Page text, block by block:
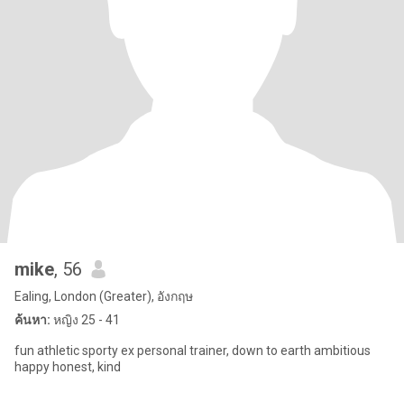
mike, 56
Ealing, London (Greater), อังกฤษ
ค้นหา: หญิง 25 - 41
fun athletic sporty ex personal trainer, down to earth ambitious
happy honest, kind